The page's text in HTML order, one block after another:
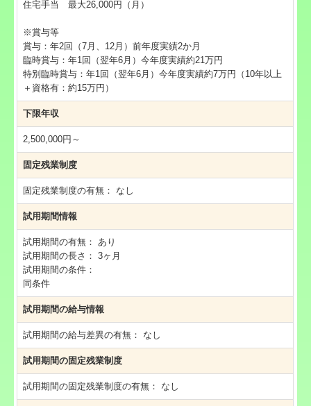
住宅手当 最大26,000円（月）
※賞与等
賞与：年2回（7月、12月）前年度実績2か月
臨時賞与：年1回（翌年6月）今年度実績約21万円
特別臨時賞与：年1回（翌年6月）今年度実績約7万円（10年以上
＋資格有：約15万円）
下限年収
2,500,000円～
固定残業制度
固定残業制度の有無： なし
試用期間情報
試用期間の有無：あり
試用期間の長さ：3ヶ月
試用期間の条件：
同条件
試用期間の給与情報
試用期間の給与差異の有無： なし
試用期間の固定残業制度
試用期間の固定残業制度の有無： なし